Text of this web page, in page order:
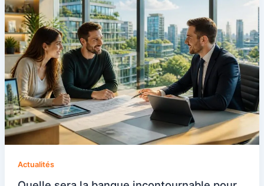
Actualités